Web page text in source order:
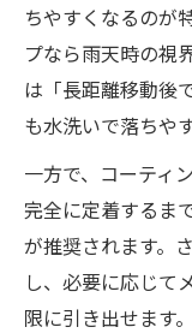
ちやすくなるのが
プなら雨天時の視
は「長距離移動後
も水洗いで落ちや
一方で、コーティ
完全に定着するま
が推奨されます。
し、必要に応じて
限に引き出せます。